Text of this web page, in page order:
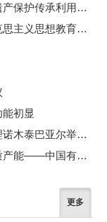
在习近平文化思想引领下文化和自然遗产保护传承利用工作开创新局面
伟大征程丨延安整风：一次深刻的马克思主义思想教育运动
初显
中铝集团董事长段向东与蒙古国副总理诺木泰巴亚尔举行会谈
锻造无愧时代无愧使命的世界一流新质产能——中国有色金属工业的战略应对与破局之道（二）
更多